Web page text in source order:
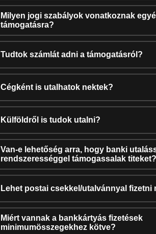
Milyen jogi szabályok vonatkoznak
támogatásra?
Tudtok számlát adni a támogatásról?
Cégként is utalhatok nektek?
Külföldről is tudok utalni?
Van-e lehetőség arra, hogy banki
rendszerességgel támogassalak titeket?
Lehet postai csekkel/utalvánnyal fizetni
Miért vannak a bankkártyás fizetések
minimumösszegekhez kötve?